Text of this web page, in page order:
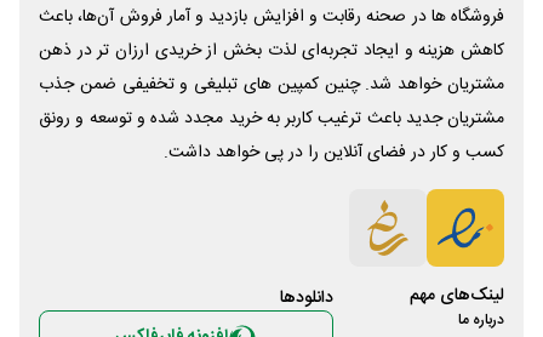
فروشگاه ها در صحنه رقابت و افزایش بازدید و آمار فروش آن‌ها، باعث
کاهش هزینه و ایجاد تجربه‌ای لذت بخش از خریدی ارزان تر در ذهن
مشتریان خواهد شد. چنین کمپین های تبلیغی و تخفیفی ضمن جذب
مشتریان جدید باعث ترغیب کاربر به خرید مجدد شده و توسعه و رونق
کسب و کار در فضای آنلاین را در پی خواهد داشت.
لینک‌های مهم
درباره ما
دانلود‌ها